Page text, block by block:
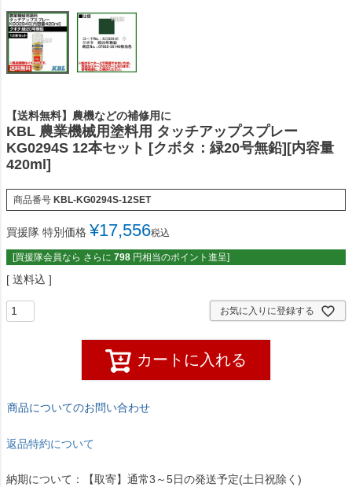
【送料無料】農機などの補修用に
KBL 農業機械用塗料用 タッチアップスプレー
KG0294S 12本セット [クボタ：緑20号無鉛][内容量
420ml]
商品番号 KBL-KG0294S-12SET
買援隊 特別価格 ¥17,556税込
[買援隊会員なら さらに 798 円相当のポイント進呈]
送料込
お気に入りに登録する
カートに入れる
商品についてのお問い合わせ
返品特約について
納期について：【取寄】通常3～5日の発送予定(土日祝除く)